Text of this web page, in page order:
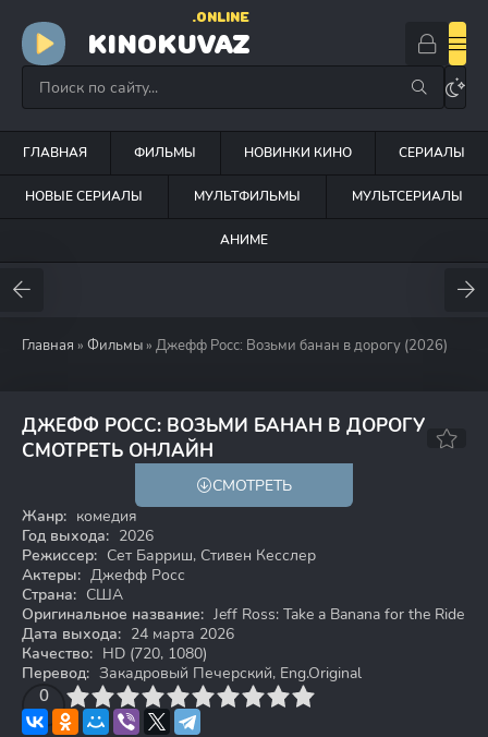
KINOKUVAZ
.ONLINE
ГЛАВНАЯ ФИЛЬМЫ НОВИНКИ КИНО СЕРИАЛЫ
НОВЫЕ СЕРИАЛЫ МУЛЬТФИЛЬМЫ МУЛЬТСЕРИАЛЫ
АНИМЕ
Главная » Фильмы » Джефф Росс: Возьми банан в дорогу (2026)
ДЖЕФФ РОСС: ВОЗЬМИ БАНАН В ДОРОГУ
СМОТРЕТЬ ОНЛАЙН
6.4
СМОТРЕТЬ
Жанр: комедия
Год выхода: 2026
Режиссер: Сет Барриш, Стивен Кесслер
Актеры: Джефф Росс
Страна: США
Оригинальное название: Jeff Ross: Take a Banana for the Ride
Дата выхода: 24 марта 2026
Качество: HD (720, 1080)
Перевод: Закадровый Печерский, Eng.Original
0
4 6 7 8 9 10